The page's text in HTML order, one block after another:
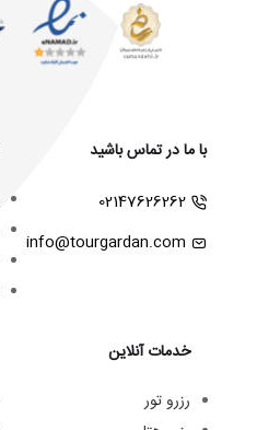
با ما در تماس باشید
02147626262
info@tourgardan.com
خدمات آنلاین
رزرو تور